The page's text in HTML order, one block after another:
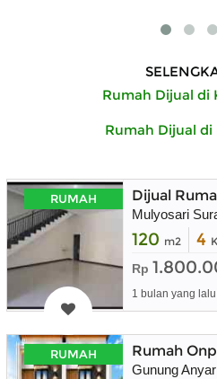
Rumah Dijual di
Rumah Dijual
RUMAH Dijual
Mulyosari
120 m2 4
Rp
1 bulan yang lalu
RUMAH Rumah
Gunung